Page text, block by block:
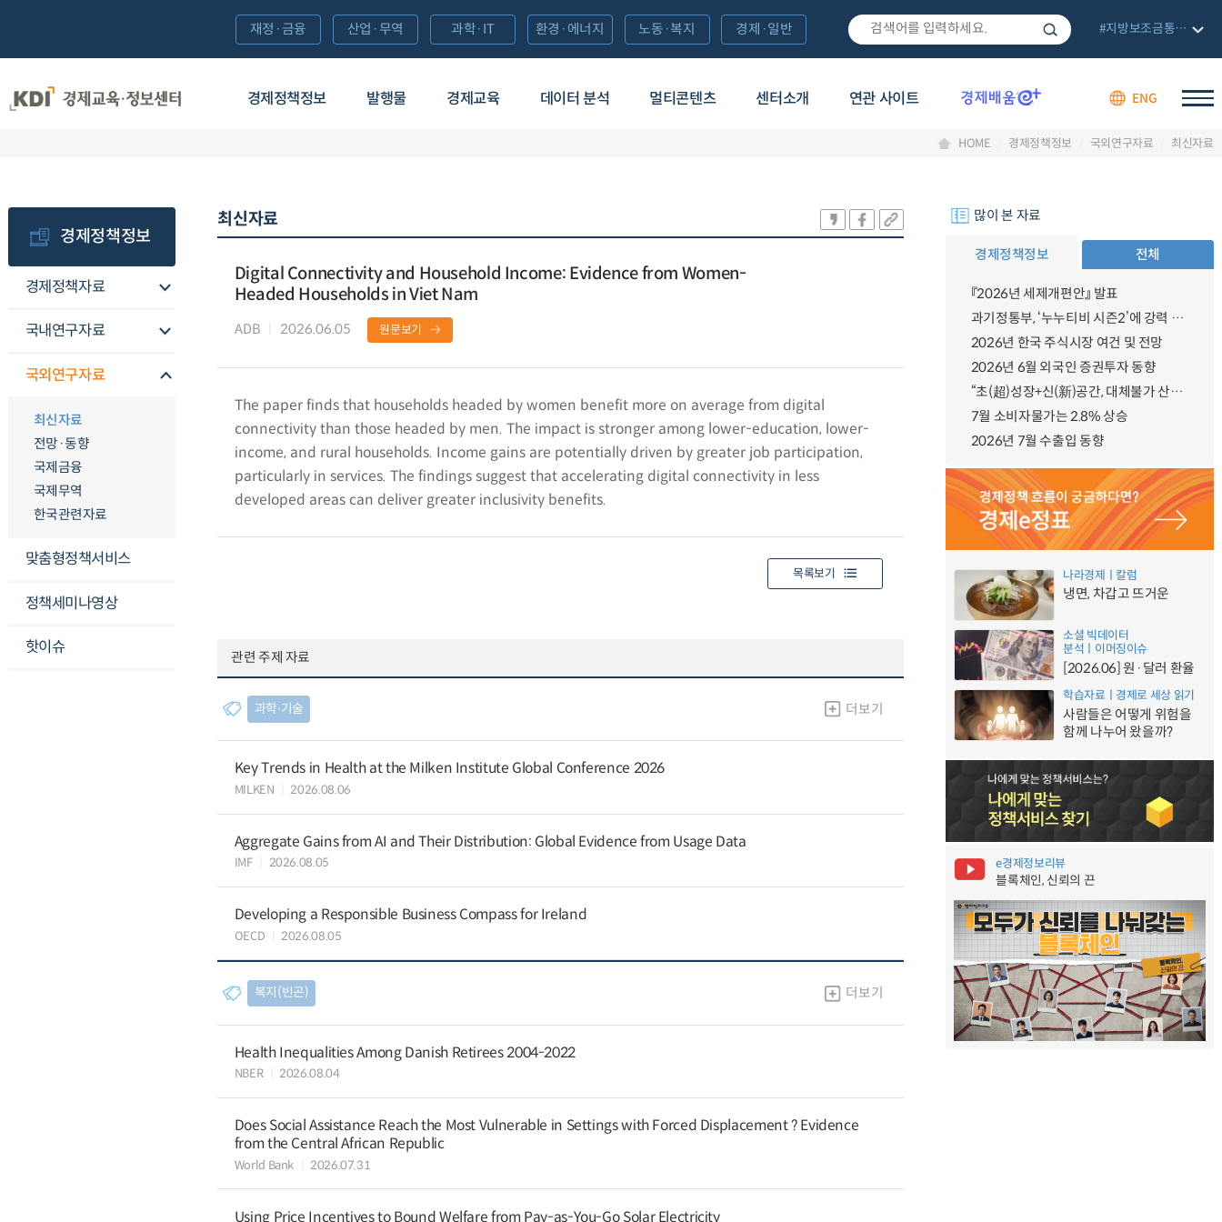
경제정책정보 발행물 경제교육 데이터 분석 멀티콘텐츠 센터소개 연관 사이트 ENG
재정·금융 산업·무역 과학·IT 환경·에너지 노동·복지 경제·일반 #지방보조금통합관리망
HOME 경제정책정보 국외연구자료 최신자료
경제정책정보
경제정책자료
국내연구자료
국외연구자료
최신자료
전망·동향
국제금융
국제무역
한국관련자료
맞춤형정책서비스
정책세미나영상
핫이슈
최신자료
Digital Connectivity and Household Income: Evidence from Women-
Headed Households in Viet Nam
ADB 2026.06.05 원문보기
The paper finds that households headed by women benefit more on average from digital
connectivity than those headed by men. The impact is stronger among lower-education, lower-
income, and rural households. Income gains are potentially driven by greater job participation,
particularly in services. The findings suggest that accelerating digital connectivity in less
developed areas can deliver greater inclusivity benefits.
목록보기
관련 주제 자료
과학∙기술 더보기
Key Trends in Health at the Milken Institute Global Conference 2026
MILKEN 2026.08.06
Aggregate Gains from AI and Their Distribution: Global Evidence from Usage Data
IMF 2026.08.05
Developing a Responsible Business Compass for Ireland
OECD 2026.08.05
복지(빈곤) 더보기
Health Inequalities Among Danish Retirees 2004-2022
NBER 2026.08.04
Does Social Assistance Reach the Most Vulnerable in Settings with Forced Displacement ? Evidence
from the Central African Republic
World Bank 2026.07.31
Using Price Incentives to Bound Welfare from Pay-as-You-Go Solar Electricity
많이 본 자료
경제정책정보 전체
『2026년 세제개편안』 발표
과기정통부, ‘누누티비 시즌2’에 강력 대응 의지 밝혀
2026년 한국 주식시장 여건 및 전망
2026년 6월 외국인 증권투자 동향
“초(超)성장+신(新)공간, 대체불가 산업강국”
7월 소비자물가는 2.8% 상승
2026년 7월 수출입 동향
나라경제ㅣ칼럼
냉면, 차갑고 뜨거운
소셜 빅데이터
분석ㅣ이머징이슈
[2026.06] 원·달러 환율
학습자료ㅣ경제로 세상 읽기
사람들은 어떻게 위험을
함께 나누어 왔을까?
e경제정보리뷰
블록체인, 신뢰의 끈